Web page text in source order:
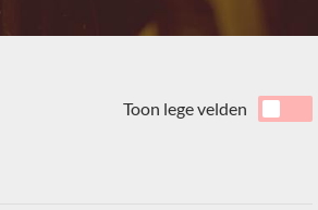
Toon lege velden